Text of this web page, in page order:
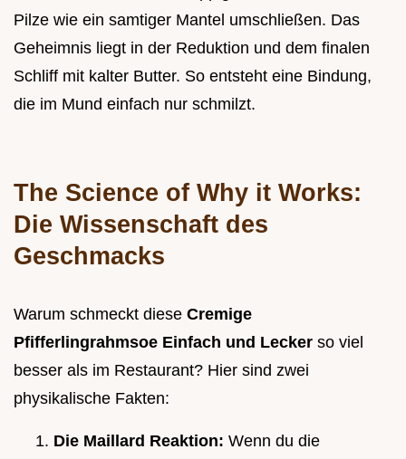
Pilze wie ein samtiger Mantel umschließen. Das
Geheimnis liegt in der Reduktion und dem finalen
Schliff mit kalter Butter. So entsteht eine Bindung,
die im Mund einfach nur schmilzt.
The Science of Why it Works:
Die Wissenschaft des
Geschmacks
Warum schmeckt diese Cremige
Pfifferlingrahmsoe Einfach und Lecker so viel
besser als im Restaurant? Hier sind zwei
physikalische Fakten:
Die Maillard Reaktion: Wenn du die